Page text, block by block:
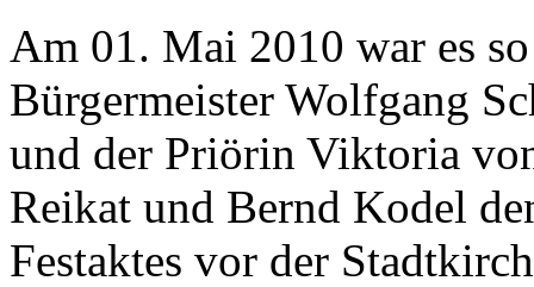
Am 01. Mai 2010 war es
Bürgermeister Wolfgang
und der Priörin Viktoria
Reikat und Bernd Kodel
Festaktes vor der